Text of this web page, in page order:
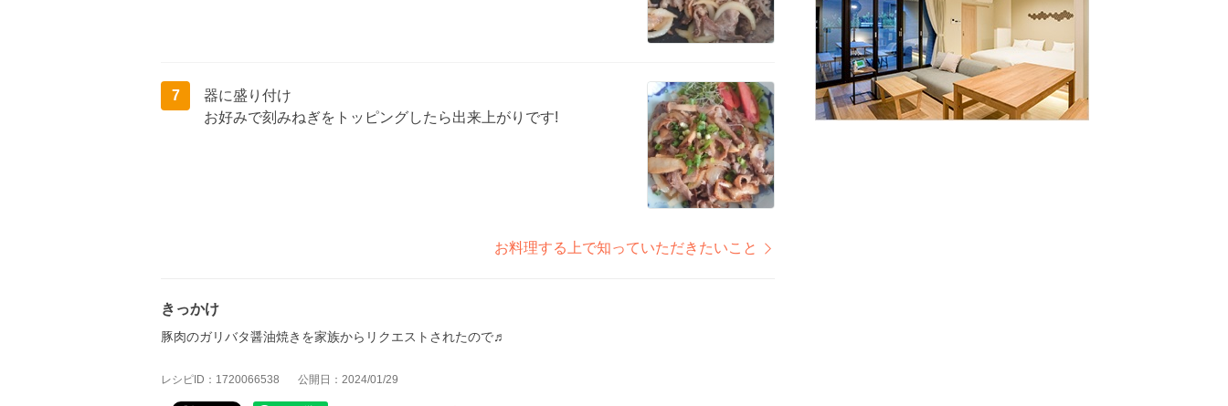
7
器に盛り付け
お好みで刻みねぎをトッピングしたら出来上がりです!
お料理する上で知っていただきたいこと
きっかけ
豚肉のガリバタ醤油焼きを家族からリクエストされたので♬
レシピID：1720066538 公開日：2024/01/29